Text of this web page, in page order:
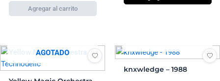
AGOTADO
knxwledge – 1988